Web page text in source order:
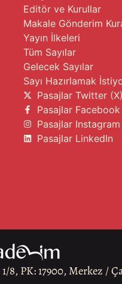
Editör ve Kurullar
Makale Gönderim
Yayın İlkeleri
Tüm Sayılar
Gelecek Sayılar
Sayı Hazırlamak
Pasajlar Twitter (X)
Pasajlar Facebook
Pasajlar Instagram
Pasajlar LinkedIn
PK: 17900, Merkez /